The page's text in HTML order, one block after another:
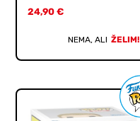
24,90€
NEMA, ALI ŽELIM!